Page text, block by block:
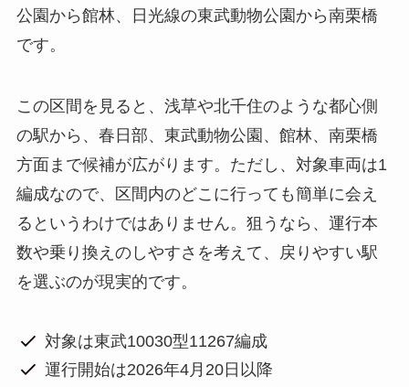
公園から館林、日光線の東武動物公園から南栗橋
です。
この区間を見ると、浅草や北千住のような都心側
の駅から、春日部、東武動物公園、館林、南栗橋
方面まで候補が広がります。ただし、対象車両は1
編成なので、区間内のどこに行っても簡単に会え
るというわけではありません。狙うなら、運行本
数や乗り換えのしやすさを考えて、戻りやすい駅
を選ぶのが現実的です。
対象は東武10030型11267編成
運行開始は2026年4月20日以降